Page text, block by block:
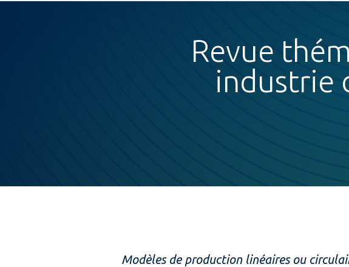
Revue
industrie
Modèles de production linéaires ou